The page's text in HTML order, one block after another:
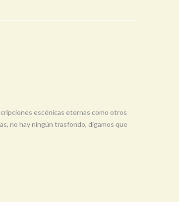
escénicas eternas como otros
no hay ningún trasfondo, digamos que